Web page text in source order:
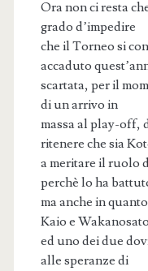
Ora non ci resta
grado d’impedire
che il Torneo si
accaduto
scartata, per il
di un arrivo in
massa al play-off,
ritenere che sia
a meritare il ruolo
perchè lo ha
ma anche in
Kaio e Wakanosato
ed uno dei due
alle speranze di